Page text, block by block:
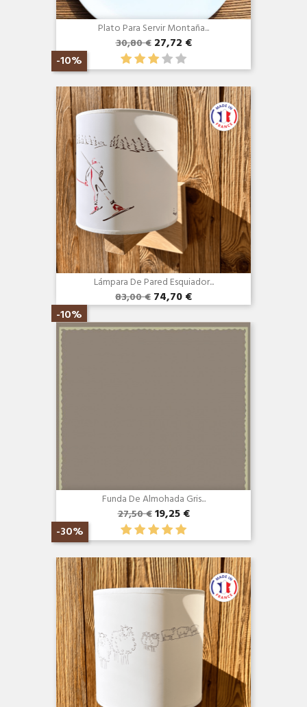
Plato Para Servir Montaña...
30,80 €
-10%
27,72 €
Vista rápida
Lámpara De Pared Esquiador...
83,00 €
-10%
74,70 €
Vista rápida
Funda De Almohada Gris...
27,50 €
-30%
19,25 €
Vista rápida